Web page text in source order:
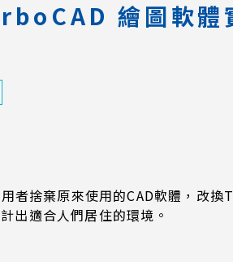
繪圖軟體
者捨棄原來使用的CAD軟體，改
出適合人們居住的環境。